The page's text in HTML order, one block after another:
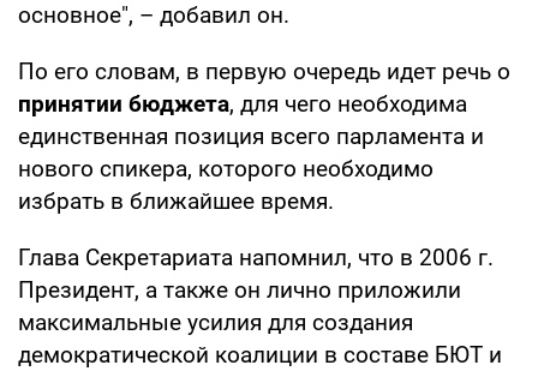
основное", – добавил он.
По его словам, в первую очередь идет речь о
принятии бюджета, для чего необходима
единственная позиция всего парламента и
нового спикера, которого необходимо
избрать в ближайшее время.
Глава Секретариата напомнил, что в 2006 г.
Президент, а также он лично приложили
максимальные усилия для создания
демократической коалиции в составе БЮТ и